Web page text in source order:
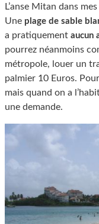
L’anse Mitan dans
Une plage de sable
a pratiquement aucun
pourrez néanmoins
métropole, louer un
palmier 10 Euros.
mais quand on a
une demande.